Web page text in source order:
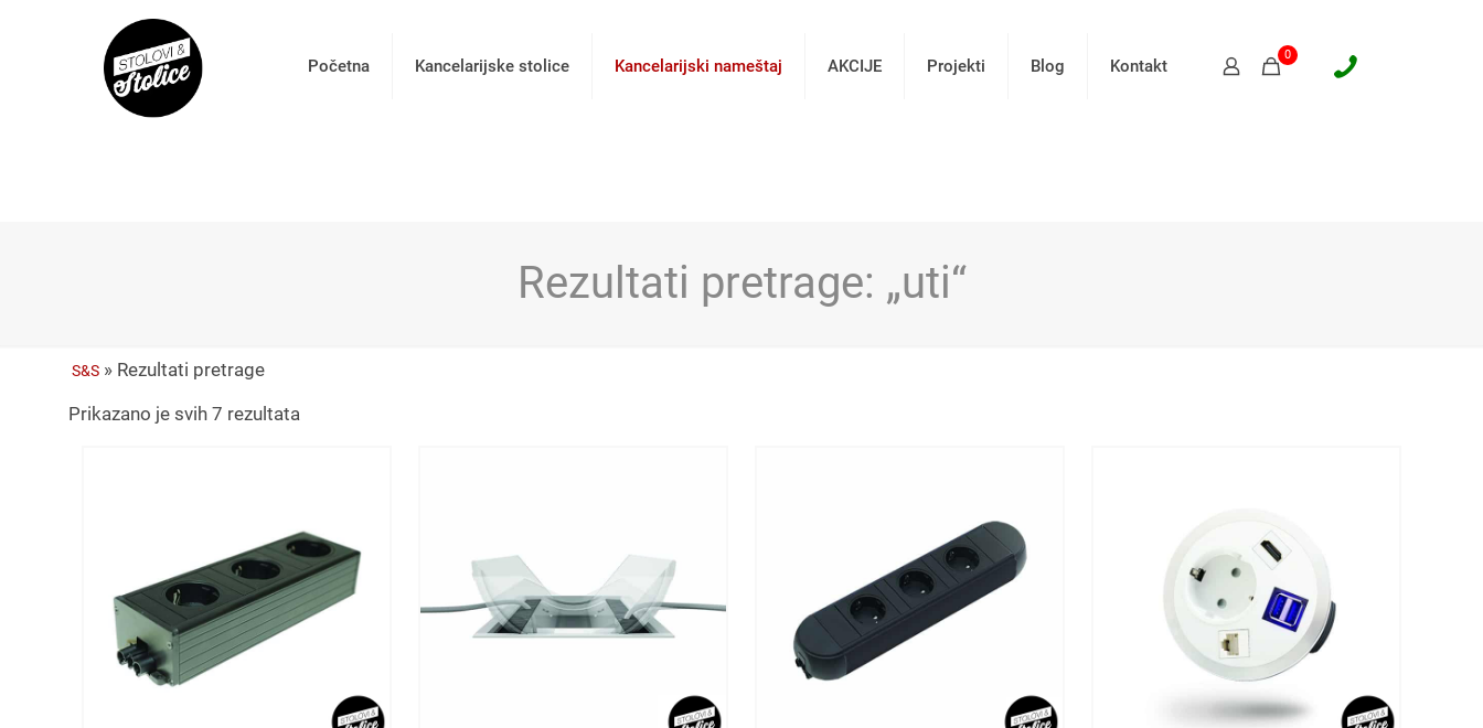
Početna Kancelarijske stolice Kancelarijski nameštaj AKCIJE Projekti Blog Kontakt
0
Rezultati pretrage: „uti“
S&S» Rezultati pretrage
Prikazano je svih 7 rezultata